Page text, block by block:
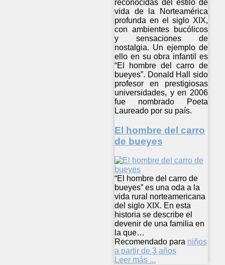
reconocidas del estilo de
vida de la Norteamérica
profunda en el siglo XIX,
con ambientes bucólicos
y sensaciones de
nostalgia. Un ejemplo de
ello en su obra infantil es
“El hombre del carro de
bueyes”. Donald Hall sido
profesor en prestigiosas
universidades, y en 2006
fue nombrado Poeta
Laureado por su país.
El hombre del carro
de bueyes
“El hombre del carro de
bueyes” es una oda a la
vida rural norteamericana
del siglo XIX. En esta
historia se describe el
devenir de una familia en
la que…
Recomendado para niños
a partir de 3 años
Leer más ...